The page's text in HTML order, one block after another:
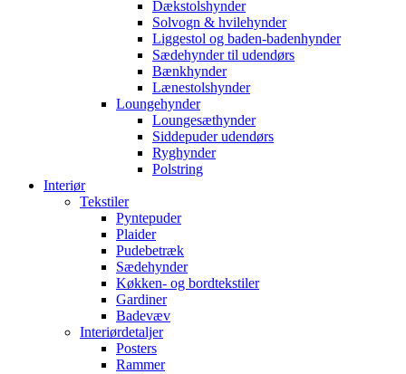
Dækstolshynder
Solvogn & hvilehynder
Liggestol og baden-badenhynder
Sædehynder til udendørs
Bænkhynder
Lænestolshynder
Loungehynder
Loungesæthynder
Siddepuder udendørs
Ryghynder
Polstring
Interiør
Tekstiler
Pyntepuder
Plaider
Pudebetræk
Sædehynder
Køkken- og bordtekstiler
Gardiner
Badevæv
Interiørdetaljer
Posters
Rammer